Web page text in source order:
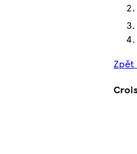
Zpět